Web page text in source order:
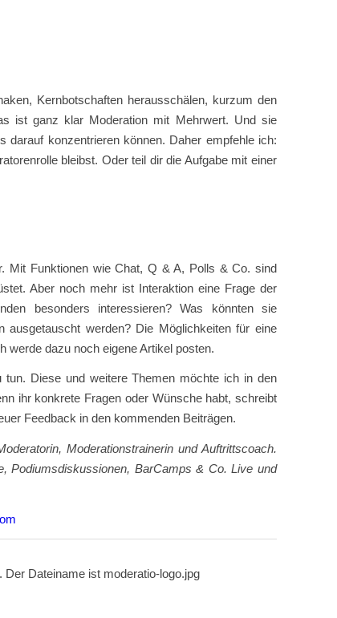
Kernbotschaften herausschälen, kurzum den
ist ganz klar Moderation mit Mehrwert. Und sie
darauf konzentrieren können. Daher empfehle ich:
bleibst. Oder teil dir die Aufgabe mit einer
Mit Funktionen wie Chat, Q & A, Polls & Co. sind
Aber noch mehr ist Interaktion eine Frage der
besonders interessieren? Was könnten sie
ausgetauscht werden? Die Möglichkeiten für eine
werde dazu noch eigene Artikel posten.
Diese und weitere Themen möchte ich in den
ihr konkrete Fragen oder Wünsche habt, schreibt
Feedback in den kommenden Beiträgen.
Moderationstrainerin und Auftrittscoach.
Podiumsdiskussionen, BarCamps & Co. Live und